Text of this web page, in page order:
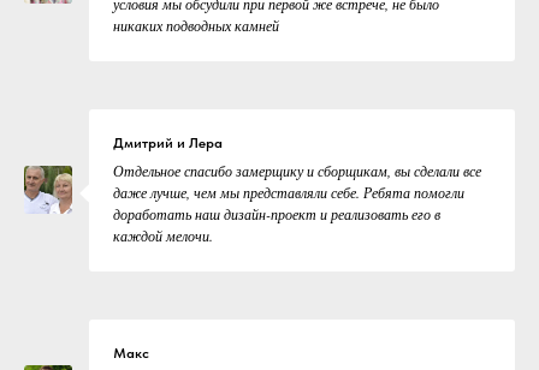
никаких подводных камней
Дмитрий и Лера
Отдельное спасибо замерщику и сборщикам, вы сделали все
даже лучше, чем мы представляли себе. Ребята помогли
доработать наш дизайн-проект и реализовать его в
каждой мелочи.
Макс